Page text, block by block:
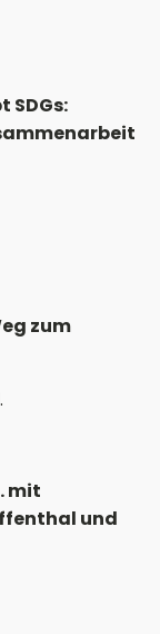
SDGs:
zum
mit
und